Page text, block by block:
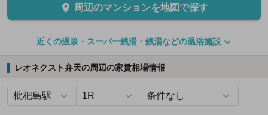
周辺のマンションを地図で探す
近くの温泉・スーパー銭湯・銭湯などの温浴施設
レオネクスト弁天の周辺の家賃相場情報